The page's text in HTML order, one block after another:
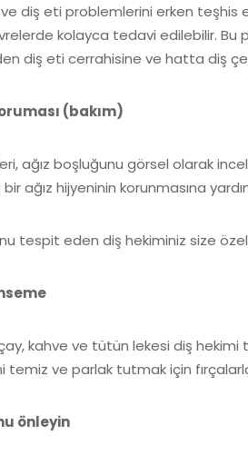
diş eti problemlerini erken teşhis
kolayca tedavi edilebilir.
diş eti cerrahisine ve hatta diş
(bakım)
ağız boşluğunu görsel olarak
bir ağız hijyeninin korunmasına
tespit eden diş hekiminiz size
kahve ve tütün lekesi diş hekimi
temiz ve parlak tutmak için
önleyin